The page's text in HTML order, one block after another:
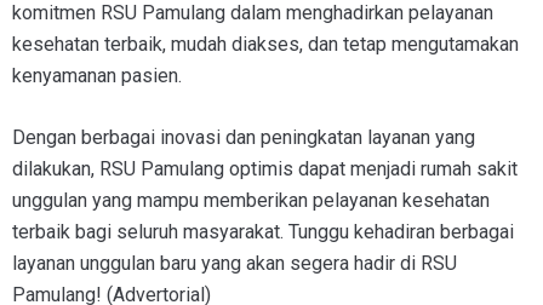
komitmen RSU Pamulang dalam menghadirkan pelayanan
kesehatan terbaik, mudah diakses, dan tetap mengutamakan
kenyamanan pasien.
Dengan berbagai inovasi dan peningkatan layanan yang
dilakukan, RSU Pamulang optimis dapat menjadi rumah sakit
unggulan yang mampu memberikan pelayanan kesehatan
terbaik bagi seluruh masyarakat. Tunggu kehadiran berbagai
layanan unggulan baru yang akan segera hadir di RSU
Pamulang! (Advertorial)